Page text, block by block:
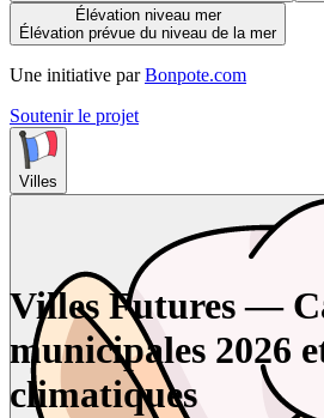
Élévation niveau mer
Élévation prévue du niveau de la mer
Une initiative par Bonpote.com
Soutenir le projet
Villes
Villes Futures —
municipales 2026
climatiques